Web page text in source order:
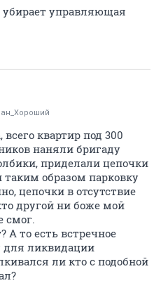
убирает управляющая
квартир под 300
наняли бригаду
приделали цепочки
образом парковку
цепочки в отсутствие
другой ни боже мой
смог.
А то есть встречное
для ликвидации
ли кто с подобной